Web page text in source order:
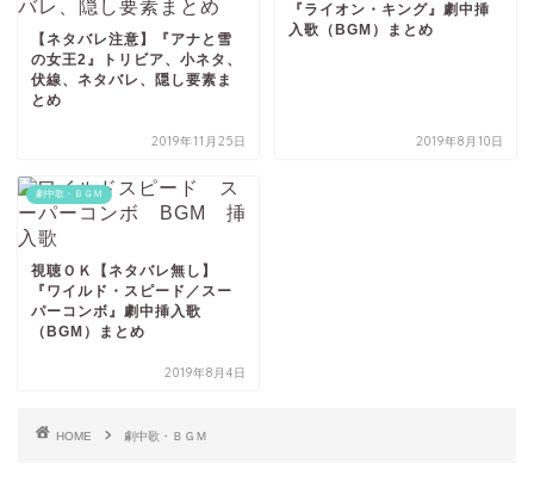
【ネタバレ注意】『アナと雪
の女王2』トリビア、小ネタ、
伏線、ネタバレ、隠し要素ま
とめ
2019年11月25日
『ライオン・キング』劇中挿
入歌（BGM）まとめ
2019年8月10日
劇中歌・ＢＧＭ
視聴ＯＫ【ネタバレ無し】
『ワイルド・スピード／スー
パーコンボ』劇中挿入歌
（BGM）まとめ
2019年8月4日
HOME 劇中歌・ＢＧＭ